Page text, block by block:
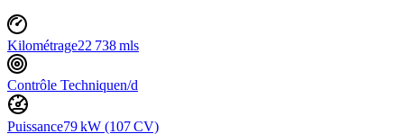
Kilométrage22 738 mls
Contrôle Techniquen/d
Puissance79 kW (107 CV)